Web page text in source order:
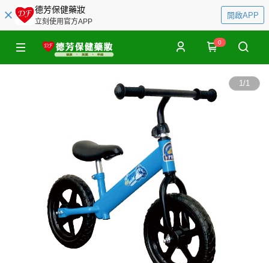
德芳保健藥妝
立刻使用官方APP
開啟APP
0
1/1